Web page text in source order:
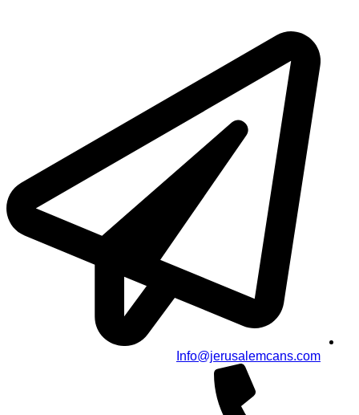
Info@jerusalemcans.com